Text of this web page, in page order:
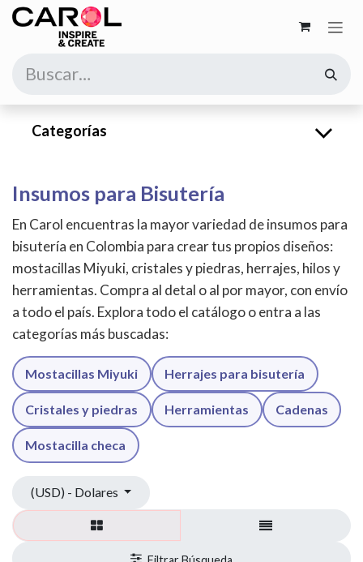
Ir al contenido
Categorías
Insumos para Bisutería
En Carol encuentras la mayor variedad de insumos para
bisutería en Colombia para crear tus propios diseños:
mostacillas Miyuki, cristales y piedras, herrajes, hilos y
herramientas. Compra al detal o al por mayor, con envío
a todo el país. Explora todo el catálogo o entra a las
categorías más buscadas:
Mostacillas Miyuki Herrajes para bisutería
Cristales y piedras Herramientas Cadenas
Mostacilla checa
(USD) - Dolares